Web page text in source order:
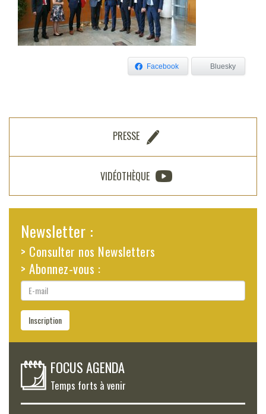
Facebook Bluesky
PRESSE
VIDÉOTHÈQUE
Newsletter :
> Consulter nos Newsletters
> Abonnez-vous :
E-
mail
Inscription
FOCUS AGENDA
Temps forts à venir